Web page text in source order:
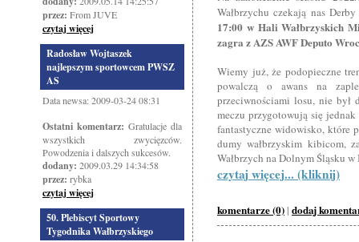
przez: From JUVE
czytaj więcej
Radosław Wojtaszek
najlepszym sportowcem PWSZ
AS
Data newsa: 2009-03-24 08:31
Ostatni komentarz: Gratulacje dla
wszystkich zwycięzców.
Powodzenia i dalszych sukcesów.
dodany: 2009.03.29 14:34:58
przez: rybka
czytaj więcej
50. Plebiscyt Sportowy
Tygodnika Wałbrzyskiego
Wałbrzychu czekają nas
17:00 w Hali Wałbrzyskich
zagra z AZS AWF Deputo
Wiemy już, że podopieczne
powalczą o awans na
przeciwnościami losu, nie był
meczu przygotowują się
fantastyczne widowisko, które
dumy wałbrzyskim kibicom,
Wałbrzych na Dolnym Śląsku
czytaj więcej... (kliknij)
komentarze (0) | dodaj